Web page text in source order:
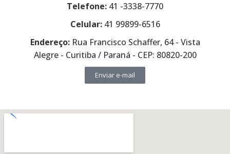
Telefone: 41 -3338-7770
Celular:41 99899-6516
Endereço:Rua Francisco Schaffer, 64 - Vista
Alegre - Curitiba / Paraná - CEP: 80820-200
Enviar e-mail